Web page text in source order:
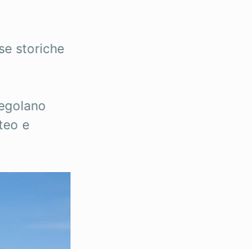
storiche
e